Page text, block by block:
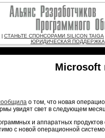
СТАНЬТЕ СПОНСОРАМИ SILICON TAIGA
ЮРИДИЧЕСКАЯ ПОДДЕРЖКА
Microsoft
о том, что новая
увидят свет в следующем
и аппаратных
с новой операционной